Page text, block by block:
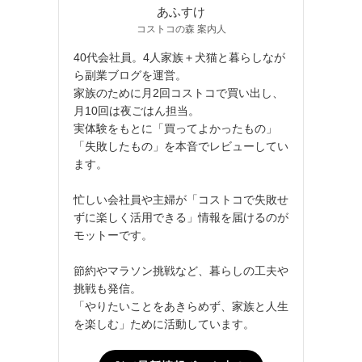
あふすけ
コストコの森 案内人
40代会社員。4人家族＋犬猫と暮らしなが
ら副業ブログを運営。
家族のために月2回コストコで買い出し、
月10回は夜ごはん担当。
実体験をもとに「買ってよかったもの」
「失敗したもの」を本音でレビューしてい
ます。
忙しい会社員や主婦が「コストコで失敗せ
ずに楽しく活用できる」情報を届けるのが
モットーです。
節約やマラソン挑戦など、暮らしの工夫や
挑戦も発信。
「やりたいことをあきらめず、家族と人生
を楽しむ」ために活動しています。